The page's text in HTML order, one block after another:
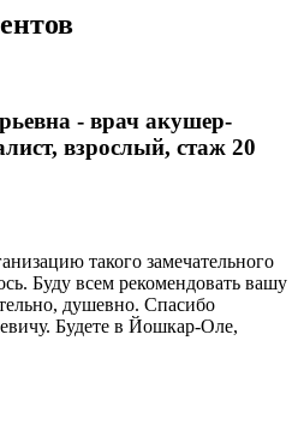
- врач акушер-
взрослый, стаж 20
такого замечательного
Буду всем рекомендовать вашу
душевно. Спасибо
Будете в Йошкар-Оле,